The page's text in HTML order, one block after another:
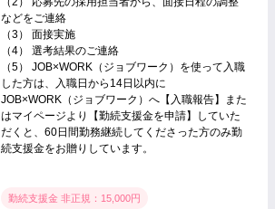
などをご連絡
（3） 面接実施
（4） 選考結果のご連絡
（5） JOB×WORK（ジョブワーク）を使って入職
した方は、入職日から14日以内に
JOB×WORK（ジョブワーク）へ【入職報告】また
はマイページより【勤続支援金を申請】していた
だくと、60日間勤務継続してくださった方のみ勤
続支援金をお贈りしています。
勤続支援金 非正規：15,000円